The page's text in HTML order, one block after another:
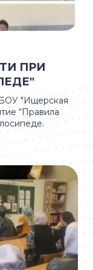
"Ищерская
“Правила
ПРИ